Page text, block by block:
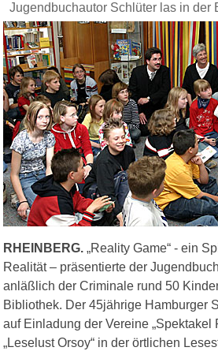
Jugendbuchautor Schlüter las in der
RHEINBERG. „Reality Game“ - ein
Realität – präsentierte der
anläßlich der Criminale rund 50
Bibliothek. Der 45jährige Hamburger
auf Einladung der Vereine „Spektakel
„Leselust Orsoy“ in der örtlichen